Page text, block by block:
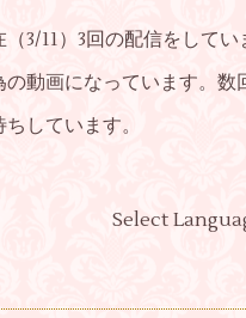
3/11）3回の配信をしてい
動画になっています。数
しています。
Select